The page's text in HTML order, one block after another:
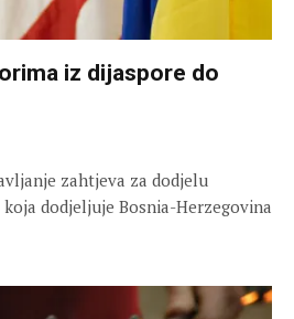
iz dijaspore do
zahtjeva za dodjelu
dodjeljuje Bosnia-Herzegovina